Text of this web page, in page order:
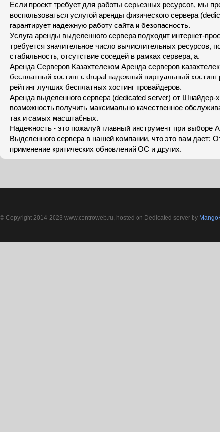
Если проект требует для работы серьезных ресурсов, мы
воспользоваться услугой аренды физического сервера
гарантирует надежную работу сайта и безопасность.
Услуга аренды выделенного сервера подходит интернет-
требуется значительное число вычислительных ресурсов,
стабильность, отсутствие соседей в рамках сервера, а.
Аренда Серверов Казахтелеком Аренда серверов
бесплатный хостинг с drupal надежный виртуальный хостинг
рейтинг лучших бесплатных хостинг провайдеров.
Аренда выделенного сервера (dedicated server) от Шнайдер-
возможность получить максимально качественное
так и самых масштабных.
Надежность - это пожалуй главный инструмент при выборе
Выделенного сервера в нашей компании, что это вам дает:
применение критических обновлений ОС и других.
© Copyright 2014-2023 www.centroweb.ru, hosted on Dedicated server by